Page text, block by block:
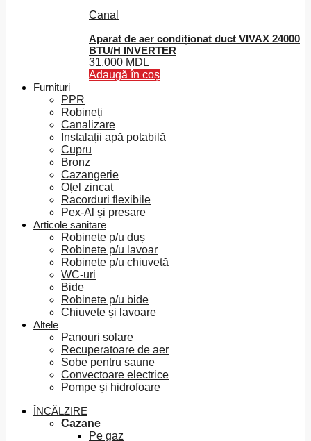
Canal
Aparat de aer condiționat duct VIVAX 24000
BTU/H INVERTER
31.000 MDL
Adaugă în coș
Furnituri
PPR
Robineți
Canalizare
Instalații apă potabilă
Cupru
Bronz
Cazangerie
Oțel zincat
Racorduri flexibile
Pex-Al și presare
Articole sanitare
Robinete p/u duș
Robinete p/u lavoar
Robinete p/u chiuvetă
WC-uri
Bide
Robinete p/u bide
Chiuvete și lavoare
Altele
Panouri solare
Recuperatoare de aer
Sobe pentru saune
Convectoare electrice
Pompe și hidrofoare
ÎNCĂLZIRE
Cazane
Pe gaz